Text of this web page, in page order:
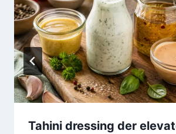
Tahini dressing der